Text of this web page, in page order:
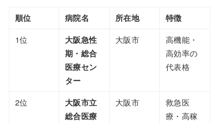
順位 病院名 所在地
特徴
1位
大阪急性
期・総合
医療セン
ター
大阪市
高機能・
高効率の
代表格
2位
大阪市立
総合医療
大阪市
救急医
療・高稼